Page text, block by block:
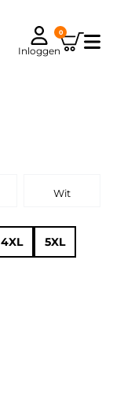
Inloggen
0
Wit
4XL 5XL